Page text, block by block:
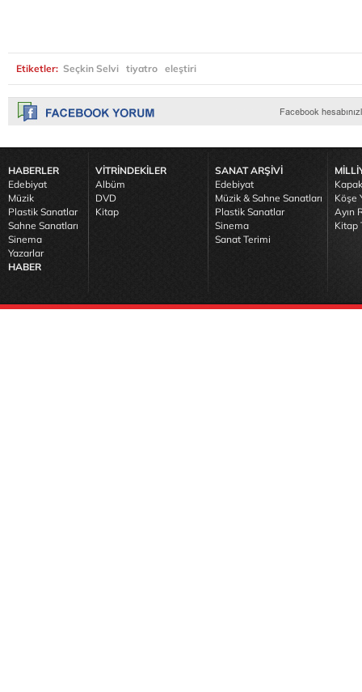
Etiketler: Seçkin Selvi tiyatro eleştiri
HABERLER
Edebiyat
Müzik
Plastik Sanatlar
Sahne Sanatları
Sinema
Yazarlar
HABER
VİTRİNDEKİLER
Albüm
DVD
Kitap
SANAT ARŞİVİ
Edebiyat
Müzik & Sahne Sanatları
Plastik Sanatlar
Sinema
Sanat Terimi
Köşe
Ayın
Kitap